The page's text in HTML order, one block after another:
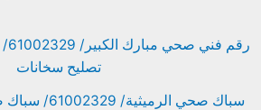
تصليح سخانات
سباك صحي